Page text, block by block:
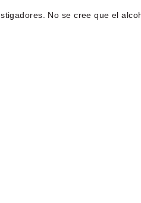
No se cree que el